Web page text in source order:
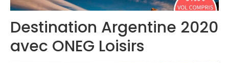
Destination Argentine 2020
avec ONEG Loisirs